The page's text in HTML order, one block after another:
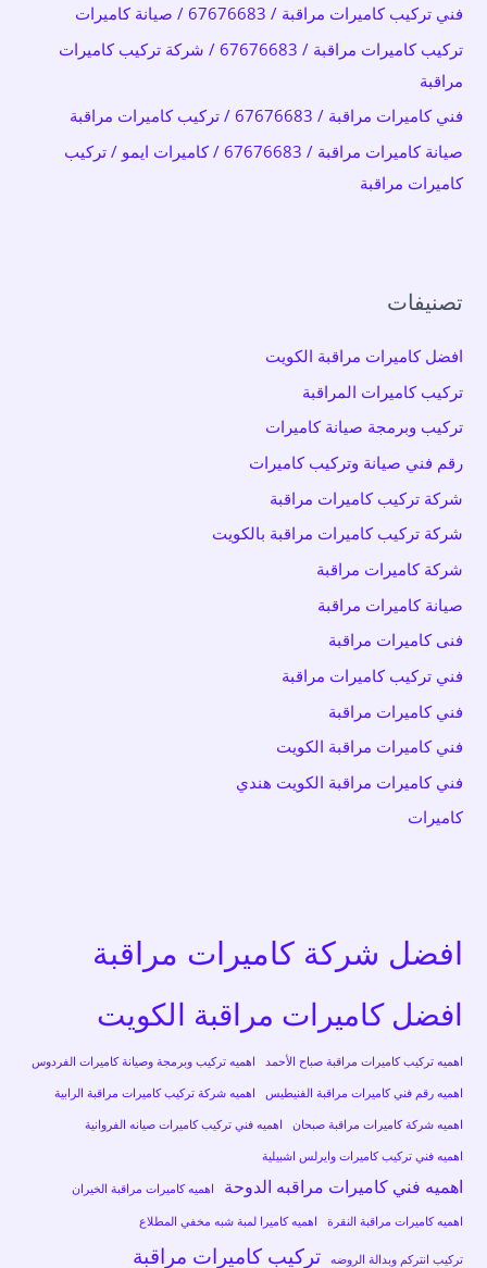
:فني تركيب كاميرات مراقبة / 67676683 / صيانة كاميرات
تركيب كاميرات مراقبة / 67676683 / شركة تركيب كاميرات
مراقبة
فني كاميرات مراقبة / 67676683 / تركيب كاميرات مراقبة
صيانة كاميرات مراقبة / 67676683 / كاميرات ايمو / تركيب
كاميرات مراقبة
تصنيفات
افضل كاميرات مراقبة الكويت
تركيب كاميرات المراقبة
تركيب وبرمجة صيانة كاميرات
رقم فني صيانة وتركيب كاميرات
شركة تركيب كاميرات مراقبة
شركة تركيب كاميرات مراقبة بالكويت
شركة كاميرات مراقبة
صيانة كاميرات مراقبة
فنى كاميرات مراقبة
فني تركيب كاميرات مراقبة
فني كاميرات مراقبة
فني كاميرات مراقبة الكويت
فني كاميرات مراقبة الكويت هندي
كاميرات
افضل شركة كاميرات مراقبة
افضل كاميرات مراقبة الكويت
اهميه تركيب كاميرات مراقبة صباح الأحمد اهميه تركيب وبرمجة وصيانة كاميرات الفردوس
اهميه رقم فني كاميرات مراقبة الفنيطيس اهميه شركة تركيب كاميرات مراقبة الرابية
اهميه شركة كاميرات مراقبة صبحان اهميه فني تركيب كاميرات صيانه الفروانية
اهميه فني تركيب كاميرات وايرلس اشبيلية
اهميه فني كاميرات مراقبه الدوحة اهميه كاميرات مراقبة الخيران
اهميه كاميرات مراقبة النقرة اهميه كاميرا لمبة شبه مخفي المطلاع
تركيب انتركم وبدالة الروضه تركيب كاميرات مراقبة